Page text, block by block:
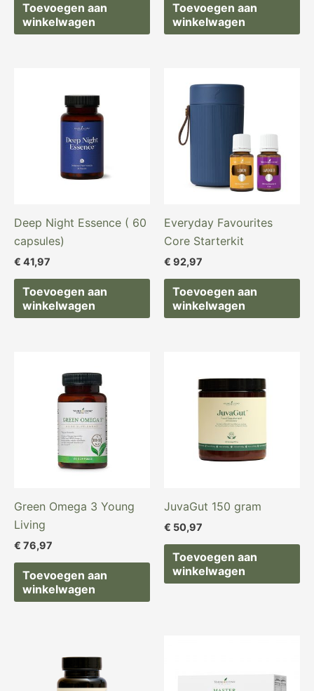
Toevoegen aan
winkelwagen
Toevoegen aan
winkelwagen
Deep Night Essence ( 60
capsules)
€ 41,97
Toevoegen aan
winkelwagen
Everyday Favourites
Core Starterkit
€ 92,97
Toevoegen aan
winkelwagen
Green Omega 3 Young
Living
€ 76,97
Toevoegen aan
winkelwagen
JuvaGut 150 gram
€ 50,97
Toevoegen aan
winkelwagen